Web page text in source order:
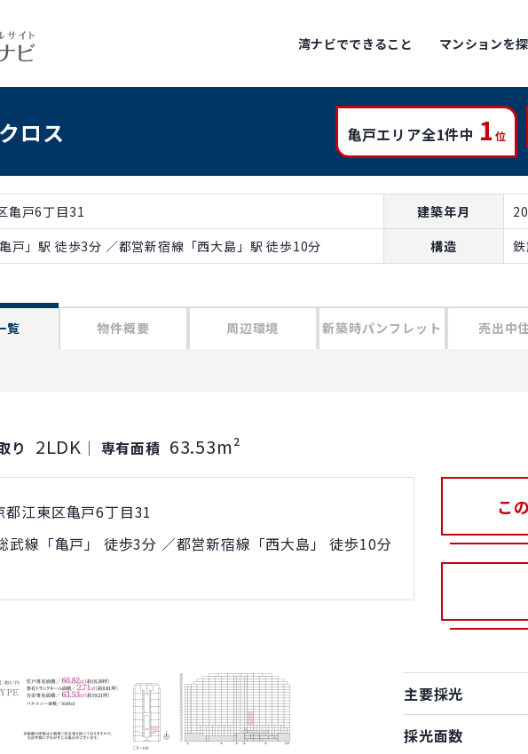
湾ナビでできること マンションを
ロス 亀戸エリア全1件中 1 位
亀戸6丁目31 建築年月
戸」駅 徒歩3分 ／都営新宿線「西大島」駅 徒歩10分 構造
覧 物件概要 周辺環境 新築時パンフレット 売出中
り 2LDK ｜ 専有面積 63.53m²
都江東区亀戸6丁目31
武線「亀戸」 徒歩3分 ／都営新宿線「西大島」 徒歩10分
こ
主要採光
採光面数